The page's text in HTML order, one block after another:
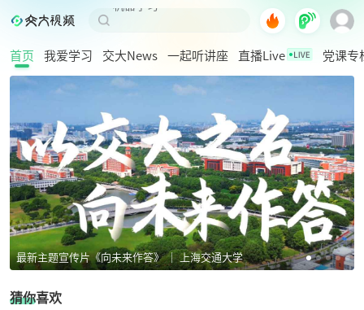
大语言模型
离散数学（荣誉）
显微成像技术与实践
电路理论
人工智能理论与应用
深度学习
程序设计思想与方法（C++）
数据结构（荣誉）
首页 我爱学习 交大News 一起听讲座 直播Live 党课专
最新主题宣传片《向未来作答》 ｜ 上海交通大学
猜你喜欢